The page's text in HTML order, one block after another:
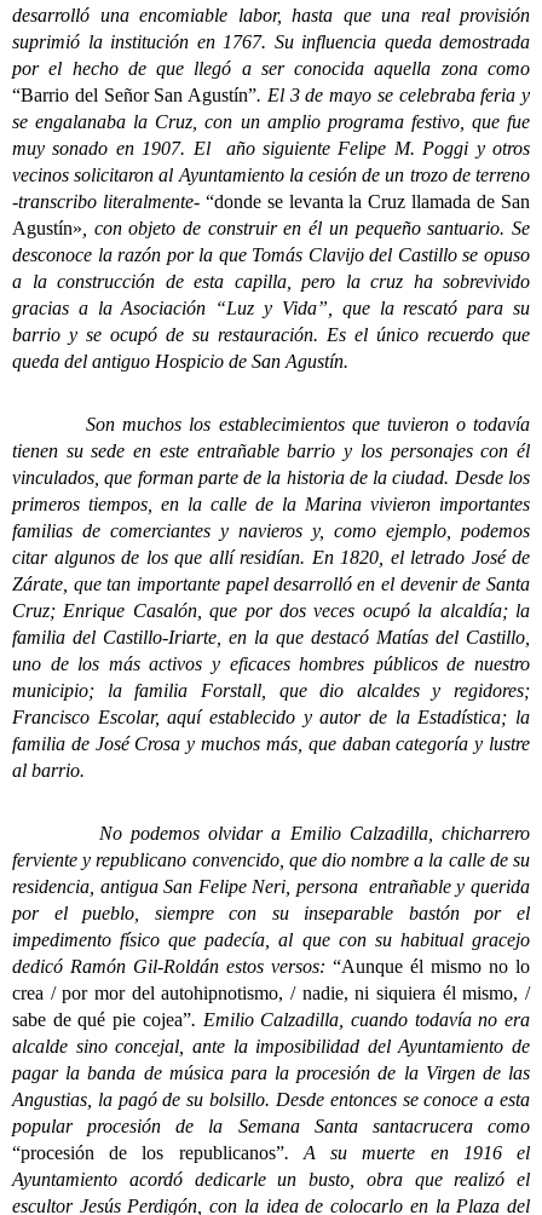
desarrolló una encomiable labor, hasta que una real provisión
suprimió la institución en 1767. Su influencia queda demostrada
por el hecho de que llegó a ser conocida aquella zona como
“Barrio del Señor San Agustín”. El 3 de mayo se celebraba feria y
se engalanaba la Cruz, con un amplio programa festivo, que fue
muy sonado en 1907. El año siguiente Felipe M. Poggi y otros
vecinos solicitaron al Ayuntamiento la cesión de un trozo de terreno
-transcribo literalmente- “donde se levanta la Cruz llamada de San
Agustín» , con objeto de construir en él un pequeño santuario. Se
desconoce la razón por la que Tomás Clavijo del Castillo se opuso
a la construcción de esta capilla, pero la cruz ha sobrevivido
gracias a la Asociación “Luz y Vida”, que la rescató para su
barrio y se ocupó de su restauración. Es el único recuerdo que
queda del antiguo Hospicio de San Agustín.
Son muchos los establecimientos que tuvieron o todavía
tienen su sede en este entrañable barrio y los personajes con él
vinculados, que forman parte de la historia de la ciudad. Desde los
primeros tiempos, en la calle de la Marina vivieron importantes
familias de comerciantes y navieros y, como ejemplo, podemos
citar algunos de los que allí residían. En 1820, el letrado José de
Zárate, que tan importante papel desarrolló en el devenir de Santa
Cruz; Enrique Casalón, que por dos veces ocupó la alcaldía; la
familia del Castillo-Iriarte, en la que destacó Matías del Castillo,
uno de los más activos y eficaces hombres públicos de nuestro
municipio; la familia Forstall, que dio alcaldes y regidores;
Francisco Escolar, aquí establecido y autor de la Estadística; la
familia de José Crosa y muchos más, que daban categoría y lustre
al barrio.
No podemos olvidar a Emilio Calzadilla, chicharrero
ferviente y republicano convencido, que dio nombre a la calle de su
residencia, antigua San Felipe Neri, persona entrañable y querida
por el pueblo, siempre con su inseparable bastón por el
impedimento físico que padecía, al que con su habitual gracejo
dedicó Ramón Gil-Roldán estos versos: “Aunque él mismo no lo
crea / por mor del autohipnotismo, / nadie, ni siquiera él mismo, /
sabe de qué pie cojea”. Emilio Calzadilla, cuando todavía no era
alcalde sino concejal, ante la imposibilidad del Ayuntamiento de
pagar la banda de música para la procesión de la Virgen de las
Angustias, la pagó de su bolsillo. Desde entonces se conoce a esta
popular procesión de la Semana Santa santacrucera como
“procesión de los republicanos”. A su muerte en 1916 el
Ayuntamiento acordó dedicarle un busto, obra que realizó el
escultor Jesús Perdigón, con la idea de colocarlo en la Plaza del